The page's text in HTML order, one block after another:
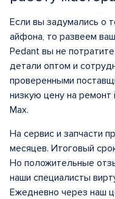
Если вы задумались о
айфона, то развеем
Pedant вы не
детали оптом и
проверенными
низкую цену на ремонт
Max.
На сервис и запчасти
месяцев. Итоговый
Но положительные
наши специалисты
Ежедневно через наш